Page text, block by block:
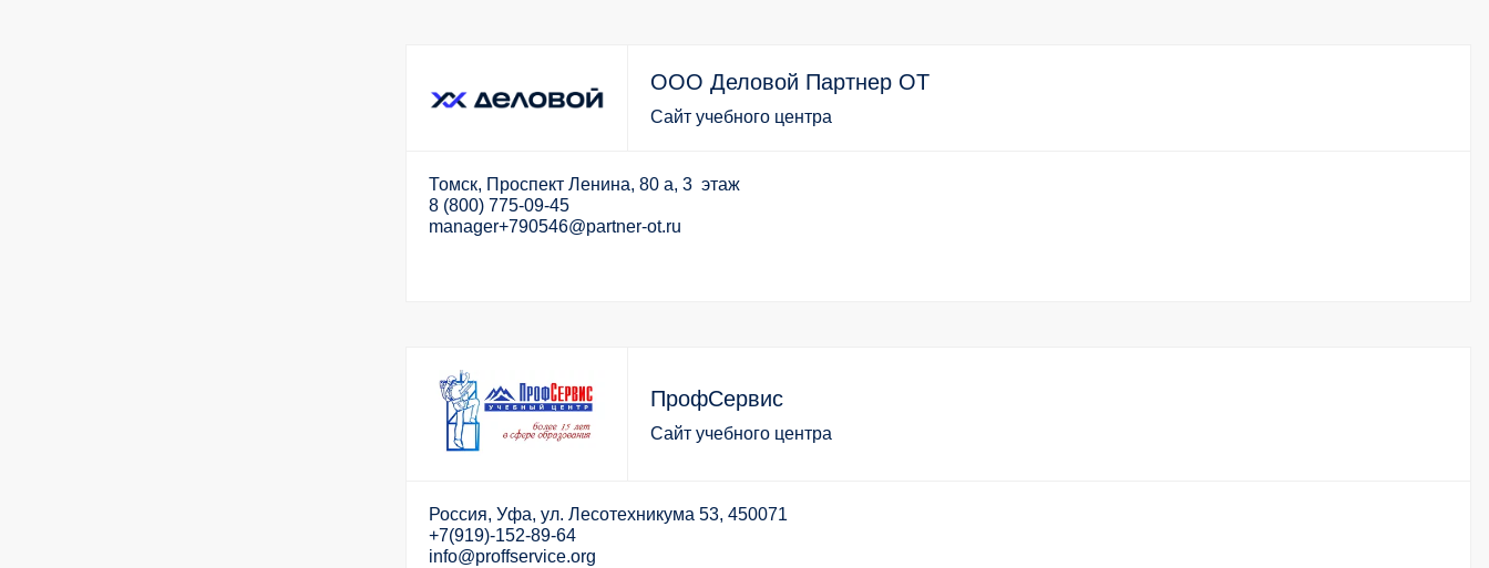
ООО Деловой Партнер ОТ
Сайт учебного центра
Томск, Проспект Ленина, 80 а, 3 этаж
8 (800) 775-09-45
manager+790546@partner-ot.ru
ПрофСервис
Сайт учебного центра
Россия, Уфа, ул. Лесотехникума 53, 450071
+7(919)-152-89-64
info@proffservice.org